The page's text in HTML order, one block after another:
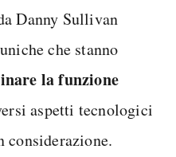
Danny Sullivan
che stanno
la funzione
aspetti tecnologici
considerazione.